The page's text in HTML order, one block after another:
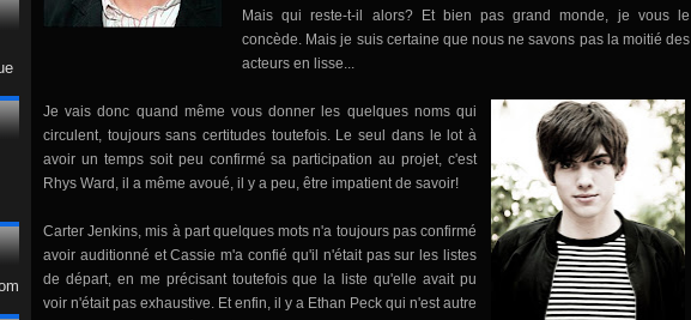
Mais qui reste-t-il alors? Et bien pas grand monde, je vous le
concède. Mais je suis certaine que nous ne savons pas la moitié des
acteurs en lisse...
Je vais donc quand même vous donner les quelques noms qui
circulent, toujours sans certitudes toutefois. Le seul dans le lot à
avoir un temps soit peu confirmé sa participation au projet, c'est
Rhys Ward, il a même avoué, il y a peu, être impatient de savoir!
Carter Jenkins, mis à part quelques mots n'a toujours pas confirmé
avoir auditionné et Cassie m'a confié qu'il n'était pas sur les listes
de départ, en me précisant toutefois que la liste qu'elle avait pu
voir n'était pas exhaustive. Et enfin, il y a Ethan Peck qui n'est autre